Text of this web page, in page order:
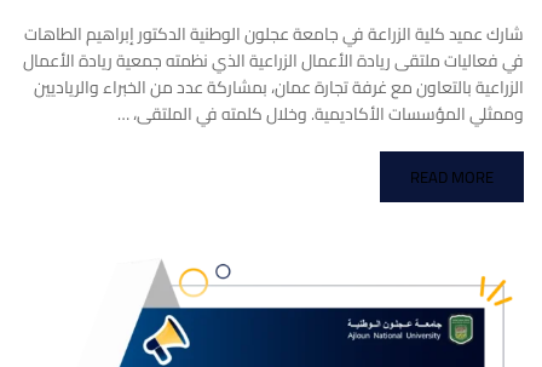
شارك عميد كلية الزراعة في جامعة عجلون الوطنية الدكتور إبراهيم الطاهات
في فعاليات ملتقى ريادة الأعمال الزراعية الذي نظمته جمعية ريادة الأعمال
الزراعية بالتعاون مع غرفة تجارة عمان، بمشاركة عدد من الخبراء والرياديين
وممثلي المؤسسات الأكاديمية. وخلال كلمته في الملتقى، …
READ MORE